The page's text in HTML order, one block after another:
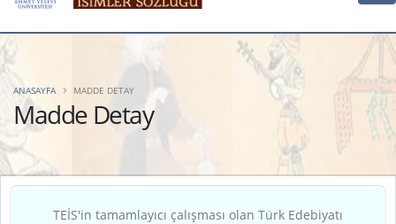
Madde Detay
ANASAYFA MADDE DETAY
TEİS'in tamamlayıcı çalışması olan Türk Edebiyatı